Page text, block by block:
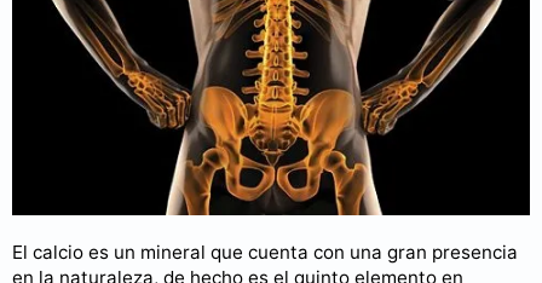
El calcio es un mineral que cuenta con una gran presencia
en la naturaleza, de hecho es el quinto elemento en